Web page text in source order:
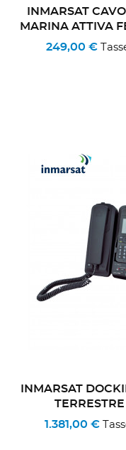
INMARSAT
MARINA ATTIVA
249,00 €
INMARSAT
1.381,00 €